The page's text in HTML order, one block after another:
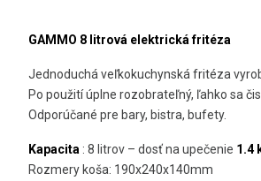
GAMMO 8 litrová elektrická fritéza
Jednoduchá veľkokuchynská fritéza
Po použití úplne rozobrateľný, ľahko sa
Odporúčané pre bary, bistra, bufety.
Kapacita : 8 litrov – dosť na upečenie 1.4
Rozmery koša: 190x240x140mm